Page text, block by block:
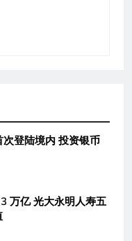
登陆境内 投资银币
万亿 光大永明人寿五